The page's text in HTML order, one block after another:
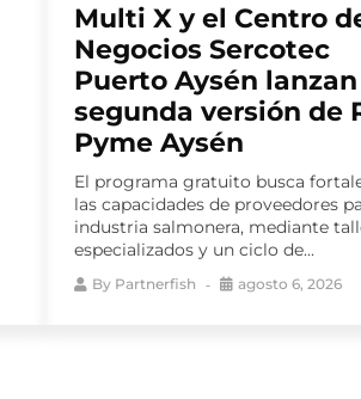
Estudio revela cómo
ecosistemas, las
comunidades y los
mercados globales
definen el futuro de
algas en Chile
Investigación de la Universidad
Católica del Norte y del Instituto
Milenio SECOS estudió las
interacciones entre ecosistemas,